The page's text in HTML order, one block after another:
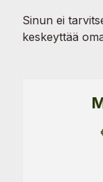
Sinun ei
keskeyttää